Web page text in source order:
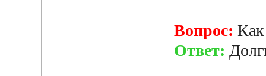
Вопрос:
Ответ: